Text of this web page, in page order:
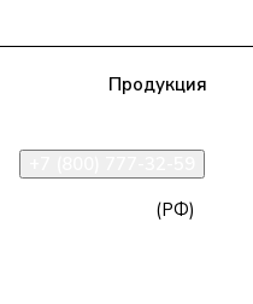
Продукция
(РФ)